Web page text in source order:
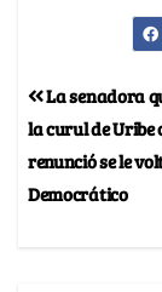
La senadora
la curul de Uribe
renunció se le
Democrático